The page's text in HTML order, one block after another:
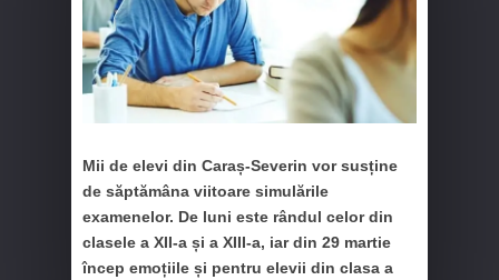
Mii de elevi din Caraș-Severin vor susține
de săptămâna viitoare simulările
examenelor. De luni este rândul celor din
clasele a XII-a și a XIII-a, iar din 29 martie
încep emoțiile și pentru elevii din clasa a